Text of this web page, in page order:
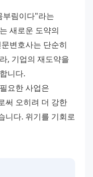
부림이다"라는
새로운 도약의
변호사는 단순히
, 기업의 재도약을
니다.
요한 사업은
써 오히려 더 강한
니다. 위기를 기회로